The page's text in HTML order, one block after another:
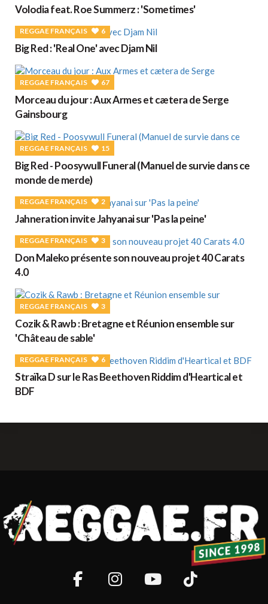
Volodia feat. Roe Summerz : 'Sometimes'
REGGAE FRANÇAIS 6
Big Red : 'Real One' avec Djam Nil
REGGAE FRANÇAIS 67
Morceau du jour : Aux Armes et cætera de Serge
Gainsbourg
REGGAE FRANÇAIS 15
Big Red - Poosywull Funeral (Manuel de survie dans ce
monde de merde)
REGGAE FRANÇAIS 2
Jahneration invite Jahyanai sur 'Pas la peine'
REGGAE FRANÇAIS 3
Don Maleko présente son nouveau projet 40 Carats
4.0
REGGAE FRANÇAIS 3
Cozik & Rawb : Bretagne et Réunion ensemble sur
'Château de sable'
REGGAE FRANÇAIS 6
Straïka D sur le Ras Beethoven Riddim d'Heartical et
BDF